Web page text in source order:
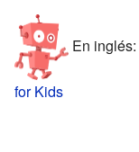
En inglés:
for Kids